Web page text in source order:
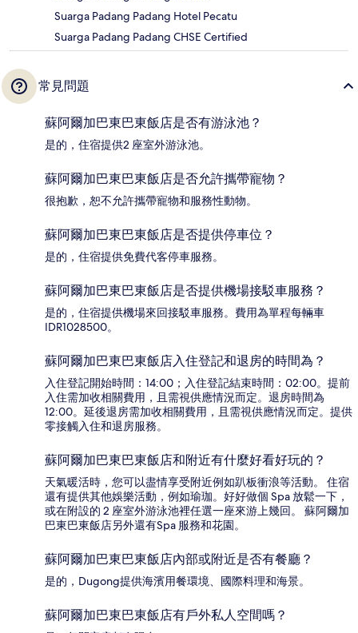
Suarga Padang Padang Hotel Pecatu
Suarga Padang Padang CHSE Certified
常見問題
蘇阿爾加巴東巴東飯店是否有游泳池？
是的，住宿提供2 座室外游泳池。
蘇阿爾加巴東巴東飯店是否允許攜帶寵物？
很抱歉，恕不允許攜帶寵物和服務性動物。
蘇阿爾加巴東巴東飯店是否提供停車位？
是的，住宿提供免費代客停車服務。
蘇阿爾加巴東巴東飯店是否提供機場接駁車服務？
是的，住宿提供機場來回接駁車服務。費用為單程每輛車
IDR1028500。
蘇阿爾加巴東巴東飯店入住登記和退房的時間為？
入住登記開始時間：14:00；入住登記結束時間：02:00。提前
入住需加收相關費用，且需視供應情況而定。退房時間為
12:00。延後退房需加收相關費用，且需視供應情況而定。提供
零接觸入住和退房服務。
蘇阿爾加巴東巴東飯店和附近有什麼好看好玩的？
天氣暖活時，您可以盡情享受附近例如趴板衝浪等活動。 住宿
還有提供其他娛樂活動，例如瑜珈。好好做個 Spa 放鬆一下，
或在附設的 2 座室外游泳池裡任選一座來游上幾回。 蘇阿爾加
巴東巴東飯店另外還有Spa 服務和花園。
蘇阿爾加巴東巴東飯店內部或附近是否有餐廳？
是的，Dugong提供海濱用餐環境、國際料理和海景。
蘇阿爾加巴東巴東飯店有戶外私人空間嗎？